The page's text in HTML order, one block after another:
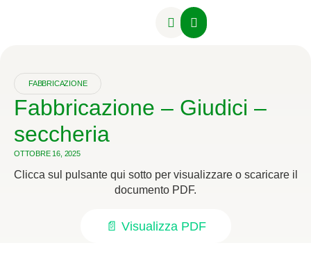
FABBRICAZIONE
Fabbricazione – Giudici –
seccheria
OTTOBRE 16, 2025
Clicca sul pulsante qui sotto per visualizzare o scaricare il
documento PDF.
📄 Visualizza PDF